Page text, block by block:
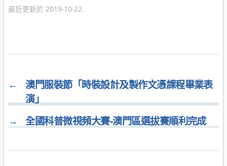
最近更新於 2019-10-22.
←
澳門服裝節「時裝設計及製作文憑課程畢業表
演」
→
全國科普微視頻大賽-澳門區選拔賽順利完成